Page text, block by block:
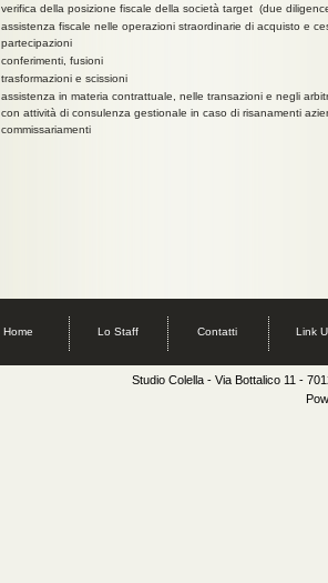
verifica della posizione fiscale della società target (due
assistenza fiscale nelle operazioni straordinarie di acquisto e
partecipazioni
conferimenti, fusioni
trasformazioni e scissioni
assistenza in materia contrattuale, nelle transazioni e negli
con attività di consulenza gestionale in caso di risanamenti
commissariamenti
Home Lo Staff Contatti Link
Studio Colella - Via Bottalico 11 -